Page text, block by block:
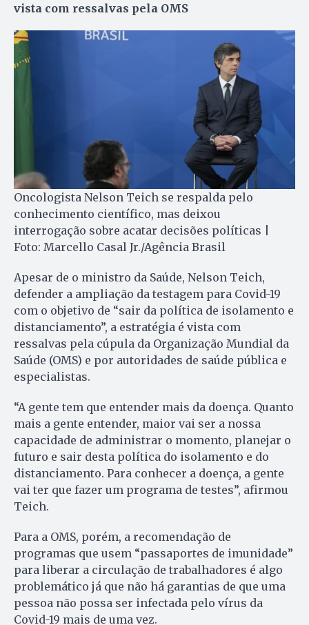
vista com ressalvas pela OMS
Oncologista Nelson Teich se respalda pelo
conhecimento científico, mas deixou
interrogação sobre acatar decisões políticas |
Foto: Marcello Casal Jr./Agência Brasil
Apesar de o ministro da Saúde, Nelson Teich,
defender a ampliação da testagem para Covid-19
com o objetivo de “sair da política de isolamento e
distanciamento”, a estratégia é vista com
ressalvas pela cúpula da Organização Mundial da
Saúde (OMS) e por autoridades de saúde pública e
especialistas.
“A gente tem que entender mais da doença. Quanto
mais a gente entender, maior vai ser a nossa
capacidade de administrar o momento, planejar o
futuro e sair desta política do isolamento e do
distanciamento. Para conhecer a doença, a gente
vai ter que fazer um programa de testes”, afirmou
Teich.
Para a OMS, porém, a recomendação de
programas que usem “passaportes de imunidade”
para liberar a circulação de trabalhadores é algo
problemático já que não há garantias de que uma
pessoa não possa ser infectada pelo vírus da
Covid-19 mais de uma vez.